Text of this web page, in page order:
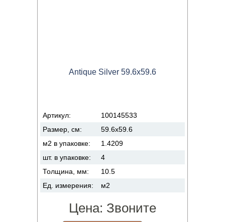
Antique Silver 59.6x59.6
Артикул:
100145533
Размер, см:
59.6x59.6
м2 в упаковке:
1.4209
шт. в упаковке:
4
Толщина, мм:
10.5
Ед. измерения:
м2
Цена: Звоните